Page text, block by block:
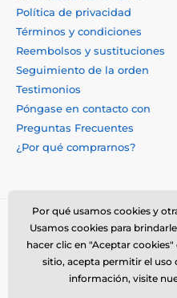
Política de privacidad
Términos y condiciones
Reembolsos y sustituciones
Seguimiento de la orden
Testimonios
Póngase en contacto con
Preguntas Frecuentes
¿Por qué comprarnos?
Por qué usamos cookies y
Usamos cookies para
hacer clic en "Aceptar
sitio, acepta permitir el uso
información, visite